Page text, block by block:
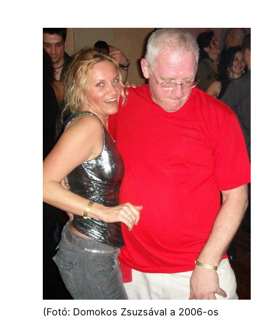
(Fotó: Domokos Zsuzsával a 2006-os